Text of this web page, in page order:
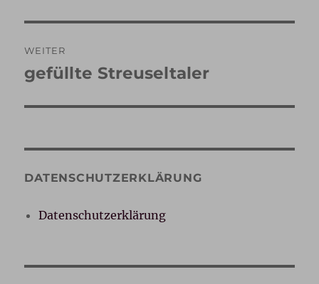
WEITER
Nächster
gefüllte Streuseltaler
DATENSCHUTZERKLÄRUNG
Datenschutzerklärung